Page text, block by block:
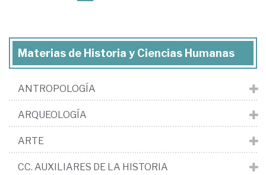
Materias de Historia y Ciencias Humanas
ANTROPOLOGÍA
ARQUEOLOGÍA
ARTE
CC. AUXILIARES DE LA HISTORIA